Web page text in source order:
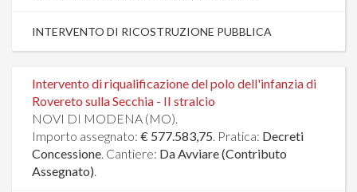
INTERVENTO DI RICOSTRUZIONE PUBBLICA
Intervento di riqualificazione del polo dell'infanzia di
Rovereto sulla Secchia - II stralcio
NOVI DI MODENA (MO).
Importo assegnato: € 577.583,75. Pratica: Decreti
Concessione. Cantiere: Da Avviare (Contributo
Assegnato).